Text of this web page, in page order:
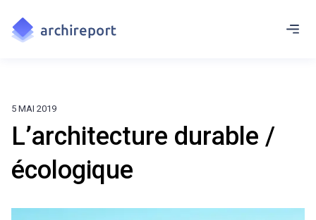
5 MAI 2019
L’architecture durable /
écologique